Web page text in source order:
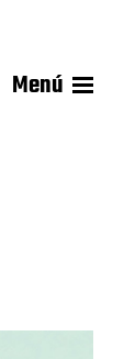
Menú